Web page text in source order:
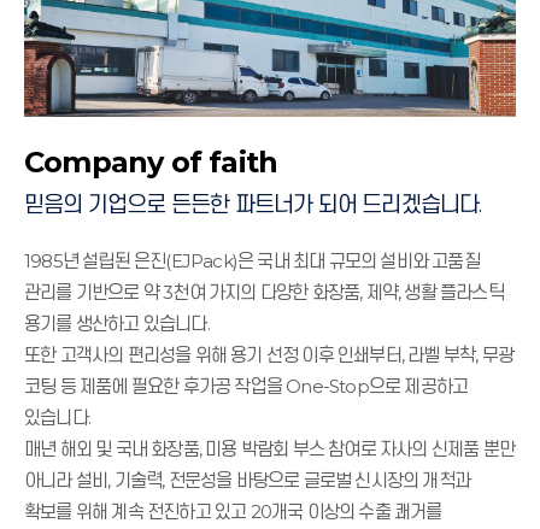
Company of faith
믿음의 기업으로 든든한 파트너가 되어 드리겠습니다.
1985년 설립된 은진(EJPack)은 국내 최대 규모의 설비와 고품질
관리를 기반으로 약 3천여 가지의 다양한 화장품, 제약, 생활 플라스틱
용기를 생산하고 있습니다.
또한 고객사의 편리성을 위해 용기 선정 이후 인쇄부터, 라벨 부착, 무광
코팅 등 제품에 필요한 후가공 작업을 One-Stop으로 제공하고
있습니다.
매년 해외 및 국내 화장품, 미용 박람회 부스 참여로 자사의 신제품 뿐만
아니라 설비, 기술력, 전문성을 바탕으로 글로벌 신시장의 개척과
확보를 위해 계속 전진하고 있고 20개국 이상의 수출 쾌거를